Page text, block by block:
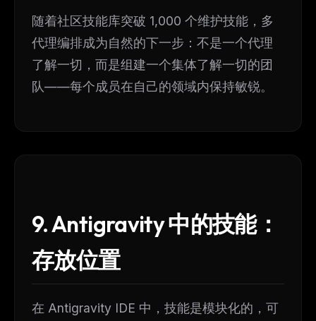
随着社区技能库突破 1,000 个维护技能，多
代理编排成为自然的下一步：不是一个代理
了解一切，而是组建一个集体了解一切的团
队——每个成员在自己的领域内保持敏锐。
9. Antigravity 中的技能：
存放位置
在 Antigravity IDE 中，技能是模块化的，可